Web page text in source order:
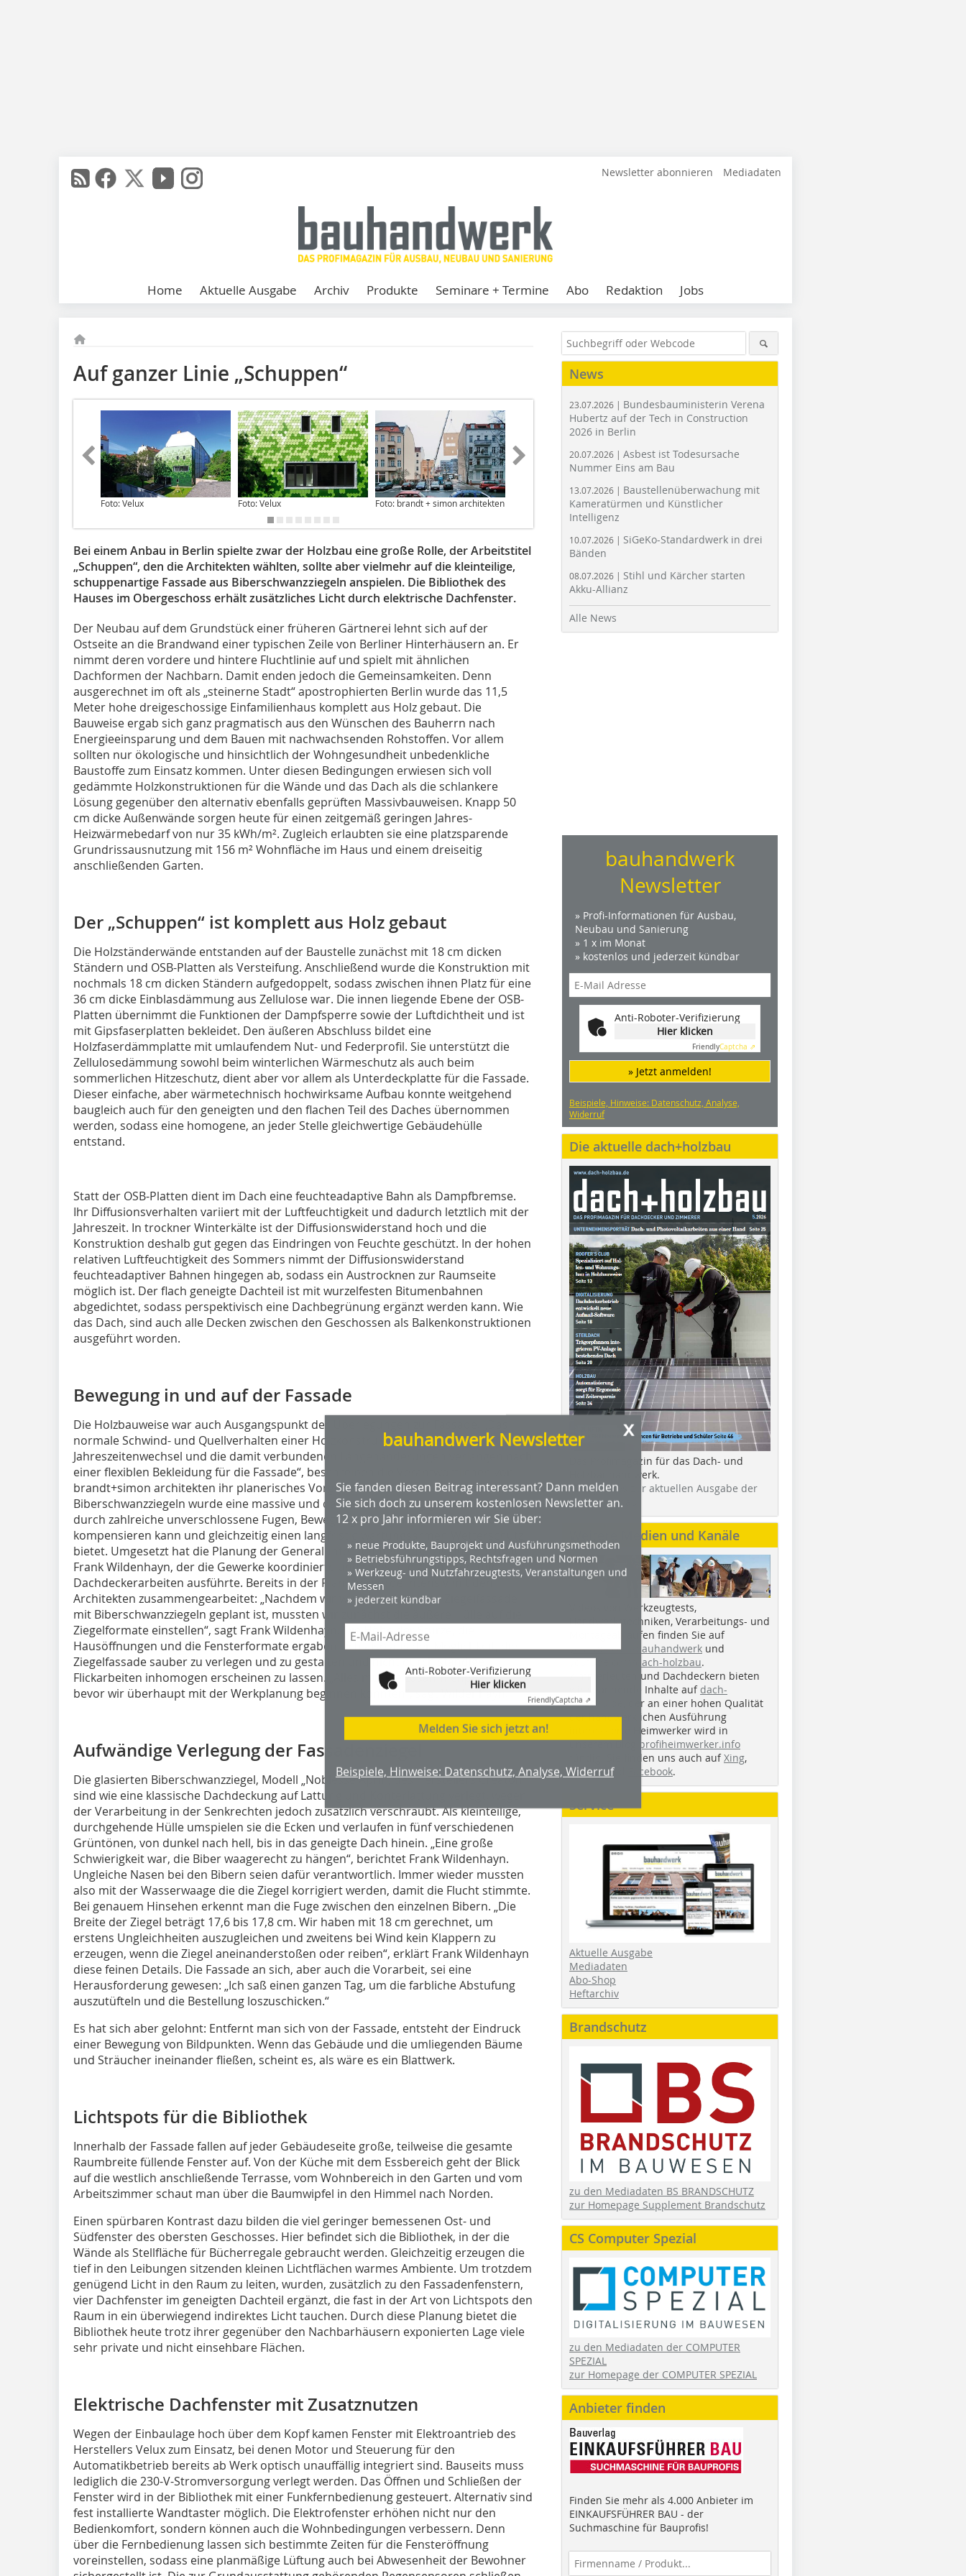
Newsletter abonnieren Mediadaten
Home Aktuelle Ausgabe Archiv Produkte Seminare + Termine Abo Redaktion Jobs
Auf ganzer Linie „Schuppen“
Foto: Velux Foto: Velux Foto: brandt + simon architekten Foto: brandt + simon architekten Foto: brandt + simon architekten
Bei einem Anbau in Berlin spielte zwar der Holzbau eine große Rolle, der Arbeitstitel
„Schuppen“, den die Architekten wählten, sollte aber vielmehr auf die kleinteilige,
schuppenartige Fassade aus Biberschwanzziegeln anspielen. Die Bibliothek des
Hauses im Obergeschoss erhält zusätzliches Licht durch elektrische Dachfenster.
Der Neubau auf dem Grundstück einer früheren Gärtnerei lehnt sich auf der
Ostseite an die Brandwand einer typischen Zeile von Berliner Hinterhäusern an. Er
nimmt deren vordere und hintere Fluchtlinie auf und spielt mit ähnlichen
Dachformen der Nachbarn. Damit enden jedoch die Gemeinsamkeiten. Denn
ausgerechnet im oft als „steinerne Stadt“ apostrophierten Berlin wurde das 11,5
Meter hohe dreigeschossige Einfamilienhaus komplett aus Holz gebaut. Die
Bauweise ergab sich ganz pragmatisch aus den Wünschen des Bauherrn nach
Energieeinsparung und dem Bauen mit nachwachsenden Rohstoffen. Vor allem
sollten nur ökologische und hinsichtlich der Wohngesundheit unbedenkliche
Baustoffe zum Einsatz kommen. Unter diesen Bedingungen erwiesen sich voll
gedämmte Holzkonstruktionen für die Wände und das Dach als die schlankere
Lösung gegenüber den alternativ ebenfalls geprüften Massivbauweisen. Knapp 50
cm dicke Außenwände sorgen heute für einen zeitgemäß geringen Jahres-
Heizwärmebedarf von nur 35 kWh/m². Zugleich erlaubten sie eine platzsparende
Grundrissausnutzung mit 156 m² Wohnfläche im Haus und einem dreiseitig
anschließenden Garten.
Der „Schuppen“ ist komplett aus Holz gebaut
Die Holzständerwände entstanden auf der Baustelle zunächst mit 18 cm dicken
Ständern und OSB-Platten als Versteifung. Anschließend wurde die Konstruktion mit
nochmals 18 cm dicken Ständern aufgedoppelt, sodass zwischen ihnen Platz für eine
36 cm dicke Einblasdämmung aus Zellulose war. Die innen liegende Ebene der OSB-
Platten übernimmt die Funktionen der Dampfsperre sowie der Luftdichtheit und ist
mit Gipsfaserplatten bekleidet. Den äußeren Abschluss bildet eine
Holzfaserdämmplatte mit umlaufendem Nut- und Federprofil. Sie unterstützt die
Zellulosedämmung sowohl beim winterlichen Wärmeschutz als auch beim
sommerlichen Hitzeschutz, dient aber vor allem als Unterdeckplatte für die Fassade.
Dieser einfache, aber wärmetechnisch hochwirksame Aufbau konnte weitgehend
baugleich auch für den geneigten und den flachen Teil des Daches übernommen
werden, sodass eine homogene, an jeder Stelle gleichwertige Gebäudehülle
entstand.
Statt der OSB-Platten dient im Dach eine feuchteadaptive Bahn als Dampfbremse.
Ihr Diffusionsverhalten variiert mit der Luftfeuchtigkeit und dadurch letztlich mit der
Jahreszeit. In trockner Winterkälte ist der Diffusionswiderstand hoch und die
Konstruktion deshalb gut gegen das Eindringen von Feuchte geschützt. In der hohen
relativen Luftfeuchtigkeit des Sommers nimmt der Diffusionswiderstand
feuchteadaptiver Bahnen hingegen ab, sodass ein Austrocknen zur Raumseite
möglich ist. Der flach geneigte Dachteil ist mit wurzelfesten Bitumenbahnen
abgedichtet, sodass perspektivisch eine Dachbegrünung ergänzt werden kann. Wie
das Dach, sind auch alle Decken zwischen den Geschossen als Balkenkonstruktionen
ausgeführt worden.
Bewegung in und auf der Fassade
Die Holzbauweise war auch Ausgangspunkt der Überlegungen zur Fassade. „Das
normale Schwind- und Quellverhalten einer Holzkonstruktion im
Jahreszeitenwechsel und die damit verbundenen Längenänderungen verlangen nach
einer flexiblen Bekleidung für die Fassade“, beschreiben die Verantwortlichen von
brandt+simon architekten ihr planerisches Vorgehen. Mit der Eindeckung aus
Biberschwanzziegeln wurde eine massive und dauerhafte Lösung gefunden, die
durch zahlreiche unverschlossene Fugen, Bewegungen in den Bauteilen schadensfrei
kompensieren kann und gleichzeitig einen langfristig wartungsarmen Wetterschutz
bietet. Umgesetzt hat die Planung der Generalunternehmer, Dipl.-Ing. für Hochbau,
Frank Wildenhayn, der die Gewerke koordinierte und selbst die Zimmerer- und
Dachdeckerarbeiten ausführte. Bereits in der Planung wurde intensiv mit den
Architekten zusammengearbeitet: „Nachdem wir wussten, dass eine Ziegelfassade
mit Biberschwanzziegeln geplant ist, mussten wir zunächst die äußere Hülle auf die
Ziegelformate einstellen“, sagt Frank Wildenhayn. Die Höhe der Stürze, die
Hausöffnungen und die Fensterformate ergaben sich also aus der Möglichkeit, die
Ziegelfassade sauber zu verlegen und zu gestalten und nicht durch ständige
Flickarbeiten inhomogen erscheinen zu lassen. „Alles musste zusammenpassen,
bevor wir überhaupt mit der Werkplanung beginnen konnten“, sagt Wildenhayn.
Aufwändige Verlegung der Fassadenziegel
Die glasierten Biberschwanzziegel, Modell „Noblesse April“, des Herstellers Creaton
sind wie eine klassische Dachdeckung auf Lattung und Konterlattung verlegt, wegen
der Verarbeitung in der Senkrechten jedoch zusätzlich verschraubt. Als kleinteilige,
durchgehende Hülle umspielen sie die Ecken und verlaufen in fünf verschiedenen
Grüntönen, von dunkel nach hell, bis in das geneigte Dach hinein. „Eine große
Schwierigkeit war, die Biber waagerecht zu hängen“, berichtet Frank Wildenhayn.
Ungleiche Nasen bei den Bibern seien dafür verantwortlich. Immer wieder mussten
also mit der Wasserwaage die die Ziegel korrigiert werden, damit die Flucht stimmte.
Bei genauem Hinsehen erkennt man die Fuge zwischen den einzelnen Bibern. „Die
Breite der Ziegel beträgt 17,6 bis 17,8 cm. Wir haben mit 18 cm gerechnet, um
erstens Ungleichheiten auszugleichen und zweitens bei Wind kein Klappern zu
erzeugen, wenn die Ziegel aneinanderstoßen oder reiben“, erklärt Frank Wildenhayn
diese feinen Details. Die Fassade an sich, aber auch die Vorarbeit, sei eine
Herausforderung gewesen: „Ich saß einen ganzen Tag, um die farbliche Abstufung
auszutüfteln und die Bestellung loszuschicken.“
Es hat sich aber gelohnt: Entfernt man sich von der Fassade, entsteht der Eindruck
einer Bewegung von Bildpunkten. Wenn das Gebäude und die umliegenden Bäume
und Sträucher ineinander fließen, scheint es, als wäre es ein Blattwerk.
Lichtspots für die Bibliothek
Innerhalb der Fassade fallen auf jeder Gebäudeseite große, teilweise die gesamte
Raumbreite füllende Fenster auf. Von der Küche mit dem Essbereich geht der Blick
auf die westlich anschließende Terrasse, vom Wohnbereich in den Garten und vom
Arbeitszimmer schaut man über die Baumwipfel in den Himmel nach Norden.
Einen spürbaren Kontrast dazu bilden die viel geringer bemessenen Ost- und
Südfenster des obersten Geschosses. Hier befindet sich die Bibliothek, in der die
Wände als Stellfläche für Bücherregale gebraucht werden. Gleichzeitig erzeugen die
tief in den Leibungen sitzenden kleinen Lichtflächen warmes Ambiente. Um trotzdem
genügend Licht in den Raum zu leiten, wurden, zusätzlich zu den Fassadenfenstern,
vier Dachfenster im geneigten Dachteil ergänzt, die fast in der Art von Lichtspots den
Raum in ein überwiegend indirektes Licht tauchen. Durch diese Planung bietet die
Bibliothek heute trotz ihrer gegenüber den Nachbarhäusern exponierten Lage viele
sehr private und nicht einsehbare Flächen.
Elektrische Dachfenster mit Zusatznutzen
Wegen der Einbaulage hoch über dem Kopf kamen Fenster mit Elektroantrieb des
Herstellers Velux zum Einsatz, bei denen Motor und Steuerung für den
Automatikbetrieb bereits ab Werk optisch unauffällig integriert sind. Bauseits muss
lediglich die 230-V-Stromversorgung verlegt werden. Das Öffnen und Schließen der
Fenster wird in der Bibliothek mit einer Funkfernbedienung gesteuert. Alternativ sind
fest installierte Wandtaster möglich. Die Elektrofenster erhöhen nicht nur den
Bedienkomfort, sondern können auch die Wohnbedingungen verbessern. Denn
über die Fernbedienung lassen sich bestimmte Zeiten für die Fensteröffnung
voreinstellen, sodass eine planmäßige Lüftung auch bei Abwesenheit der Bewohner
x
bauhandwerk Newsletter
Sie fanden diesen Beitrag interessant? Dann melden
Sie sich doch zu unserem kostenlosen Newsletter an.
12 x pro Jahr informieren wir Sie über:
» neue Produkte, Bauprojekt und Ausführungsmethoden
» Betriebsführungstipps, Rechtsfragen und Normen
» Werkzeug- und Nutzfahrzeugtests, Veranstaltungen und
Messen
» jederzeit kündbar
Anti-Roboter-Verifizierung
Hier klicken
FriendlyCaptcha ⇗
Melden Sie sich jetzt an!
Beispiele, Hinweise: Datenschutz, Analyse, Widerruf
News
23.07.2026 | Bundesbauministerin Verena
Hubertz auf der Tech in Construction
2026 in Berlin
20.07.2026 | Asbest ist Todesursache
Nummer Eins am Bau
13.07.2026 | Baustellenüberwachung mit
Kameratürmen und Künstlicher
Intelligenz
10.07.2026 | SiGeKo-Standardwerk in drei
Bänden
08.07.2026 | Stihl und Kärcher starten
Akku-Allianz
Alle News
bauhandwerk
Newsletter
» Profi-Informationen für Ausbau,
Neubau und Sanierung
» 1 x im Monat
» kostenlos und jederzeit kündbar
Anti-Roboter-Verifizierung
Hier klicken
FriendlyCaptcha ⇗
» Jetzt anmelden!
Beispiele, Hinweise: Datenschutz, Analyse,
Widerruf
Die aktuelle dach+holzbau
Das Profimagazin für das Dach- und
Holzbauhandwerk.
Hier geht es zur aktuellen Ausgabe der
dach+holzbau.
Weitere Medien und Kanäle
Videos von Werkzeugtests,
Handwerkstechniken, Verarbeitungs- und
Montageabläufen finden Sie auf
youtube.com/bauhandwerk und
youtube.com/dach-holzbau.
Zimmerleuten und Dachdeckern bieten
wir spannende Inhalte auf dach-
holzbau.de
, der an einer hohen Qualität
der handwerklichen Ausführung
interessierte Heimwerker wird in
unserem Blog
profiheimwerker.info
fündig. Sie finden uns auch aufXing,
Twitterund Facebook.
Service
Aktuelle Ausgabe
Mediadaten
Abo-Shop
Heftarchiv
Brandschutz
zu den Mediadaten BS BRANDSCHUTZ
zur Homepage Supplement Brandschutz
CS Computer Spezial
zu den Mediadaten der COMPUTER
SPEZIAL
zur Homepage der COMPUTER SPEZIAL
Anbieter finden
Finden Sie mehr als 4.000 Anbieter im
EINKAUFSFÜHRER BAU - der
Suchmaschine für Bauprofis!